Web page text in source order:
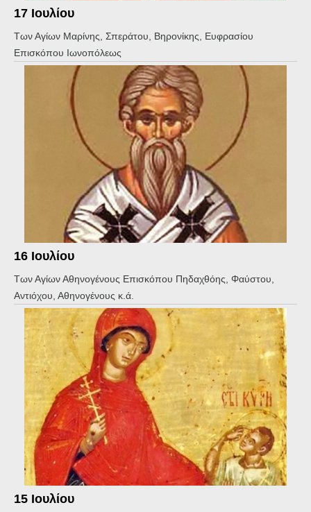
17 Ιουλίου
Των Αγίων Μαρίνης, Σπεράτου, Βηρονίκης, Ευφρασίου
Επισκόπου Ιωνοπόλεως
16 Ιουλίου
Των Αγίων Αθηνογένους Επισκόπου Πηδαχθόης, Φαύστου,
Αντιόχου, Αθηνογένους κ.ά.
15 Ιουλίου